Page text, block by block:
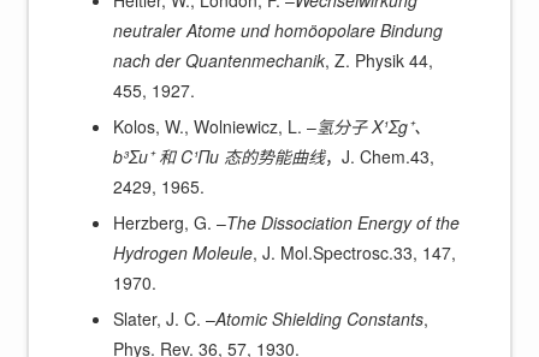
neutraler Atome und homöopolare Bindung
nach der Quantenmechanik, Z. Physik 44,
455, 1927.
Kolos, W., Wolniewicz, L. –氢分子 X¹Σg⁺、
b³Σu⁺ 和 C¹Πu 态的势能曲线，J. Chem.43,
2429, 1965.
Herzberg, G. –The Dissociation Energy of the
Hydrogen Moleule, J. Mol.Spectrosc.33, 147,
1970.
Slater, J. C. –Atomic Shielding Constants,
Phys. Rev. 36, 57, 1930.